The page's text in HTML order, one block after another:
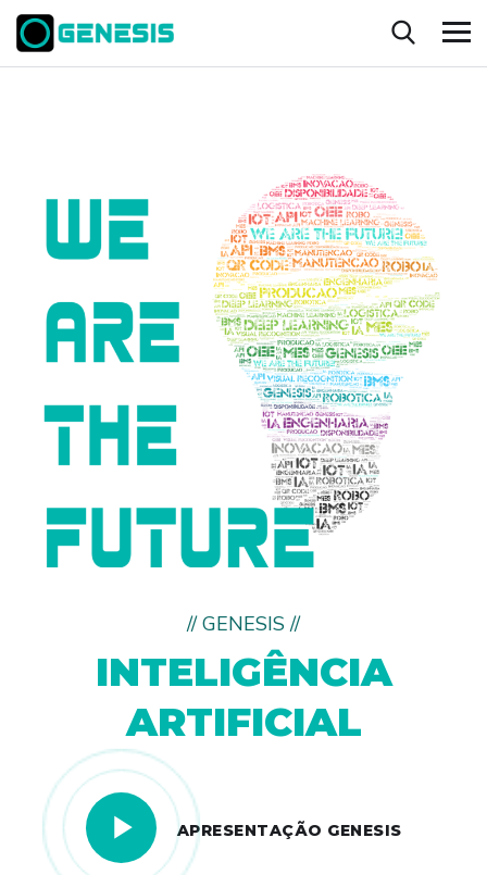
// GENESIS //
INTELIGÊNCIA
ARTIFICIAL
APRESENTAÇÃO GENESIS